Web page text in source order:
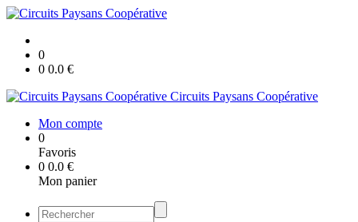
0
0 0.0 €
Circuits Paysans Coopérative
Mon compte
0
Favoris
0 0.0 €
Mon panier